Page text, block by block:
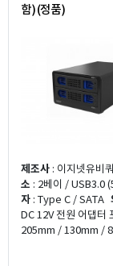
함) (정품)
제조사 : 이지넷유비
소 : 2베이 / USB3.0
자 : Type C / SATA
DC 12V 전원 어댑터
205mm / 130mm /